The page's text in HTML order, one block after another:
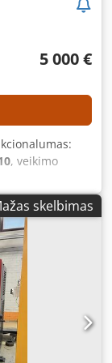
5 000 €
, veikimo
lakšto storis
(maks.):
, X ašies eiga:
atstumas:
buvo kasmet
(yra priežiūros
2021 m. X
buvo
skelbimas